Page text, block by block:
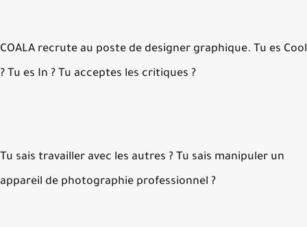
COALA recrute au poste de designer graphique. Tu es
? Tu es In ? Tu acceptes les critiques ?
Tu sais travailler avec les autres ? Tu sais manipuler un
appareil de photographie professionnel ?